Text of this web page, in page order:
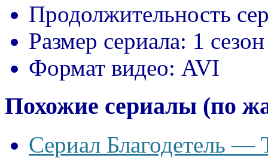
Продолжительность
Размер сериала: 1
Формат видео: AVI
Похожие сериалы (по
Сериал Благодетель —